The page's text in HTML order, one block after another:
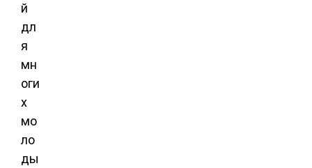
й
дл
я
мн
оги
х
мо
ло
ды